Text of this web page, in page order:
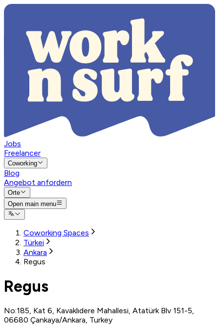
Jobs
Freelancer
Coworking
Blog
Angebot anfordern
Orte
Open main menu
Coworking Spaces
Türkei
Ankara
Regus
Regus
No:185, Kat 6, Kavaklıdere Mahallesi, Atatürk Blv 151-5,
06680 Çankaya/Ankara, Turkey